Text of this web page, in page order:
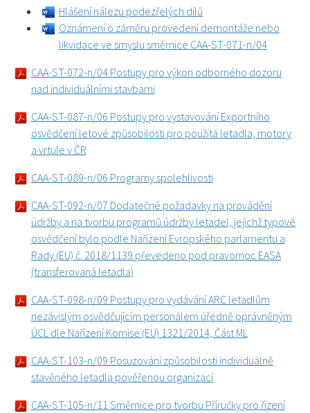
Hlášení nálezu podezřelých dílů
Oznámení o záměru provedení demontáže nebo
likvidace ve smyslu směrnice CAA-ST-071-n/04
CAA-ST-072-n/04 Postupy pro výkon odborného dozoru
nad individuálními stavbami
CAA-ST-087-n/06 Postupy pro vystavování Exportního
osvědčení letové způsobilosti pro použitá letadla, motory
a vrtule v ČR
CAA-ST-089-n/06 Programy spolehlivosti
CAA-ST-092-n/07 Dodatečné požadavky na provádění
údržby a na tvorbu programů údržby letadel, jejichž typové
osvědčení bylo podle Nařízení Evropského parlamentu a
Rady (EU) č. 2018/1139 převedeno pod pravomoc EASA
(transferovaná letadla)
CAA-ST-098-n/09 Postupy pro vydávání ARC letadlům
nezávislým osvědčujícím personálem úředně oprávněným
ÚCL dle Nařízení Komise (EU) 1321/2014, Část ML
CAA-ST-103-n/09 Posuzování způsobilosti individuálně
stavěného letadla pověřenou organizací
CAA-ST-105-n/11 Směrnice pro tvorbu Příručky pro řízení